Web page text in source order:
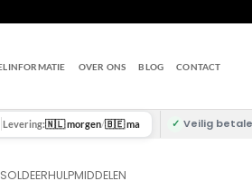
OVER ONS BLOG CONTACT
Levering:🇳🇱 morgen/🇧🇪 ma ✓ Veilig